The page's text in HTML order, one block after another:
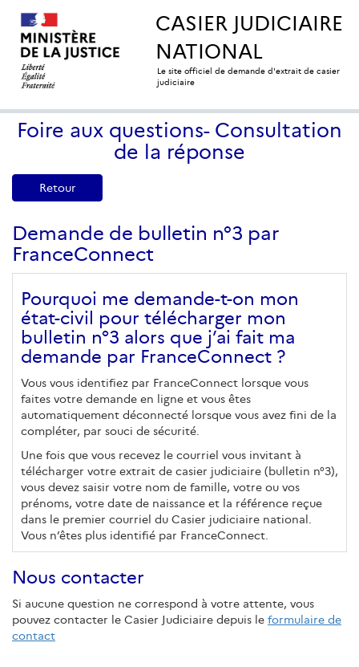
CASIER JUDICIAIRE
NATIONAL
Le site officiel de demande d'extrait de casier
judiciaire
Foire aux questions- Consultation
de la réponse
Retour
Demande de bulletin n°3 par
FranceConnect
Pourquoi me demande-t-on mon
état-civil pour télécharger mon
bulletin n°3 alors que j’ai fait ma
demande par FranceConnect ?
Vous vous identifiez par FranceConnect lorsque vous
faites votre demande en ligne et vous êtes
automatiquement déconnecté lorsque vous avez fini de la
compléter, par souci de sécurité.
Une fois que vous recevez le courriel vous invitant à
télécharger votre extrait de casier judiciaire (bulletin n°3),
vous devez saisir votre nom de famille, votre ou vos
prénoms, votre date de naissance et la référence reçue
dans le premier courriel du Casier judiciaire national.
Vous n’êtes plus identifié par FranceConnect.
Nous contacter
Si aucune question ne correspond à votre attente, vous
pouvez contacter le Casier Judiciaire depuis le formulaire de
contact